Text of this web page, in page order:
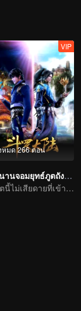
หมด 266 ตอน
VIP
ตำนานจอมยุทธ์ภูตถังซาน
ชีวิตนี้ไม่เสียดายที่เข้านิกายถัง